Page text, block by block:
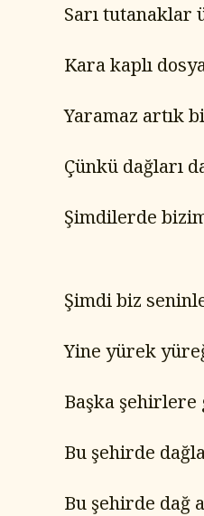
Sarı tutanaklar
Kara kaplı
Yaramaz artık
Çünkü dağları
Şimdilerde
Şimdi biz
Yine yürek
Başka
Bu şehirde
Bu şehirde dağ